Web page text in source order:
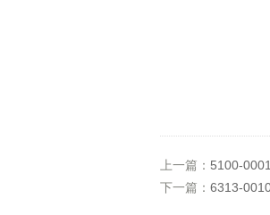
上一篇： 5100-
下一篇： 6313-